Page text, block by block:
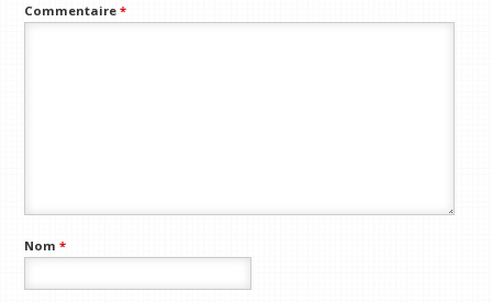
Commentaire*
Nom*